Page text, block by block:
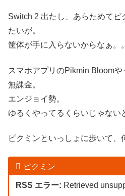
Switch 2 出たし、あらためてピ
たいが。
筐体が手に入らないからなぁ。。
スマホアプリのPikmin Bloomや
無課金。
エンジョイ勢。
ゆるくやってるくらいじゃない
ピクミンといっしょに歩いて、
ピクミン
RSS エラー: Retrieved